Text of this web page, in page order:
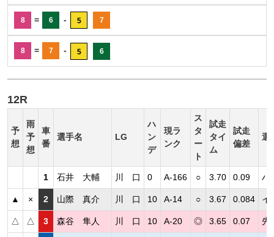
8 = 6 - 5 7
8 = 7 - 5 6
12R
予
想
雨
予
想
車
番
選手名 LG
ハ
ン
デ
現ラ
ンク
ス
タ
ー
ト
試走
タイ
ム
試走
偏差
選
1 石井 大輔 川 口 0 A-166 ○ 3.70 0.09 ハ
▲ × 2 山際 真介 川 口 10 A-14 ○ 3.67 0.084 イ
△ △ 3 森谷 隼人 川 口 10 A-20 ◎ 3.65 0.07 先